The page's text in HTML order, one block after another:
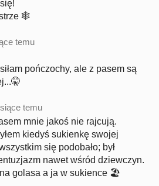
🕸️
temu
pończochy, ale z pasem są
temu
mnie jakoś nie rajcują.
kiedyś sukienkę swojej
się podobało; był
nawet wśród dziewczyn.
golasa a ja w sukience 🏖️